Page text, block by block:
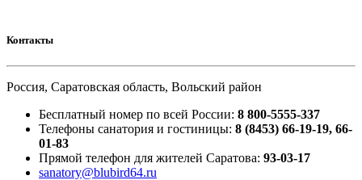
Контакты
Россия, Саратовская область, Вольский район
Бесплатный номер по всей России: 8 800-5555-337
Телефоны санатория и гостиницы: 8 (8453) 66-19-19, 66-
01-83
Прямой телефон для жителей Саратова: 93-03-17
sanatory@blubird64.ru